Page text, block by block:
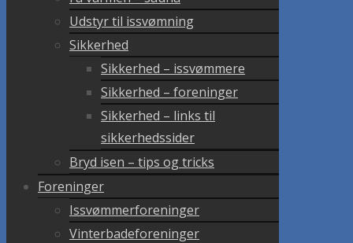
Udstyr til issvømning
Sikkerhed
Sikkerhed – issvømmere
Sikkerhed – foreninger
Sikkerhed – links til
sikkerhedssider
Bryd isen – tips og tricks
Foreninger
Issvømmerforeninger
Vinterbadeforeninger